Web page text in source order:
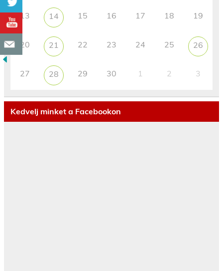
13 14 15 16 17 18 19
20 21 22 23 24 25 26
27 28 29 30 1 2 3
Kedvelj minket a Facebookon